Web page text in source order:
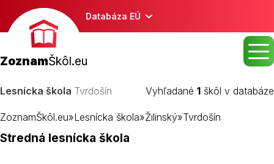
Databáza EÚ
ZoznamŠkôl.eu
Lesnícka škola Tvrdošín Vyhľadané 1 škôl v databáze
ZoznamŠkôl.eu»Lesnícka škola»Žilinský»Tvrdošín
Stredná lesnícka škola